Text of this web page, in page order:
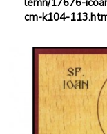
cm-k104-